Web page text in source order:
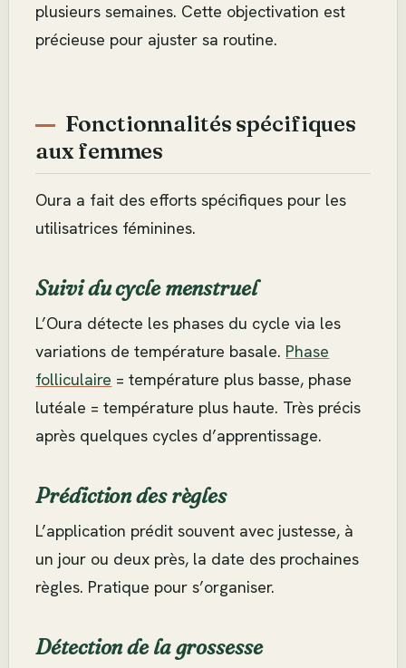
plusieurs semaines. Cette objectivation est
précieuse pour ajuster sa routine.
Fonctionnalités spécifiques
aux femmes
Oura a fait des efforts spécifiques pour les
utilisatrices féminines.
Suivi du cycle menstruel
L’Oura détecte les phases du cycle via les
variations de température basale. Phase
folliculaire = température plus basse, phase
lutéale = température plus haute. Très précis
après quelques cycles d’apprentissage.
Prédiction des règles
L’application prédit souvent avec justesse, à
un jour ou deux près, la date des prochaines
règles. Pratique pour s’organiser.
Détection de la grossesse